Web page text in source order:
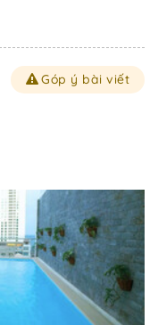
Góp ý bài viết